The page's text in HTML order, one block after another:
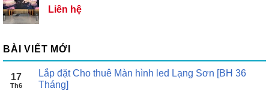
Liên hệ
BÀI VIẾT MỚI
17
Th6
Lắp đặt Cho thuê Màn hình led Lạng Sơn [BH 36
Tháng]